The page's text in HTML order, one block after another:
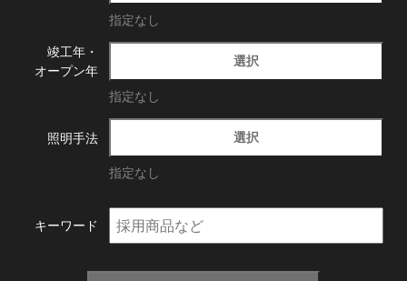
指定なし
竣工年・
オープン年
選択
指定なし
照明手法 選択
指定なし
キーワード